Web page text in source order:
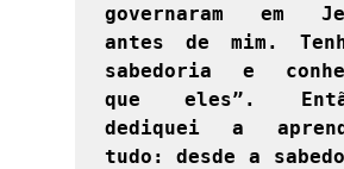
governaram em
antes de mim.
sabedoria e
que eles”.
dediquei a
tudo: desde a